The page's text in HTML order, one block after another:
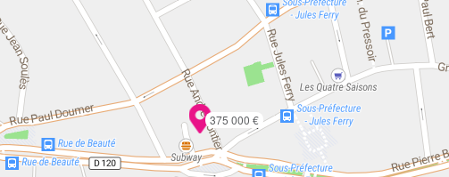
375 000 €